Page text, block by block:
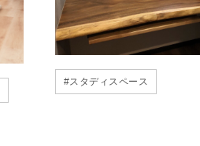
#スタディスペース